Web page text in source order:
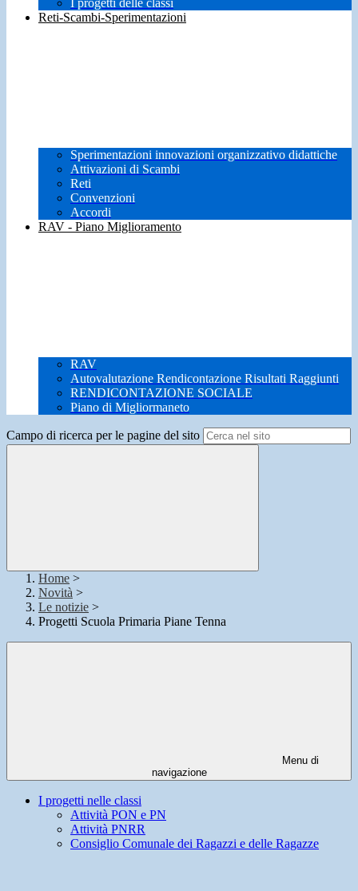
I progetti delle classi
Reti-Scambi-Sperimentazioni
Sperimentazioni innovazioni organizzativo didattiche
Attivazioni di Scambi
Reti
Convenzioni
Accordi
RAV - Piano Miglioramento
RAV
Autovalutazione Rendicontazione Risultati Raggiunti
RENDICONTAZIONE SOCIALE
Piano di Migliormaneto
Campo di ricerca per le pagine del sito
Home >
Novità >
Le notizie >
Progetti Scuola Primaria Piane Tenna
Menu di
navigazione
I progetti nelle classi
Attività PON e PN
Attività PNRR
Consiglio Comunale dei Ragazzi e delle Ragazze